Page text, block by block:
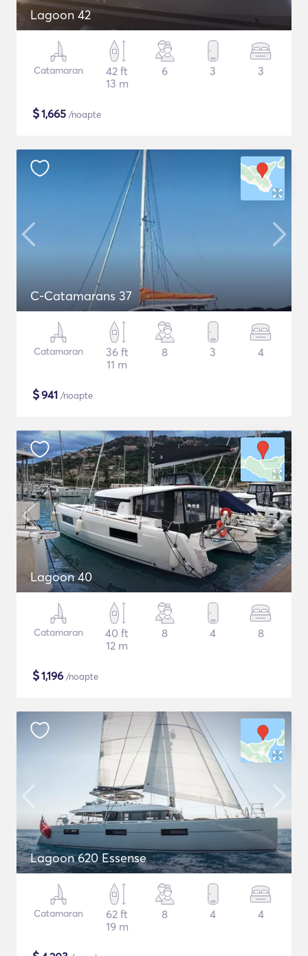
Lagoon 42
Catamaran
42 ft
13 m
6 3 3
$1,665 /noapte
C-Catamarans 37
Catamaran
36 ft
11 m
8 3 4
$941 /noapte
Lagoon 40
Catamaran
40 ft
12 m
8 4 8
$1,196 /noapte
Lagoon 620 Essense
Catamaran
62 ft
19 m
8 4 4